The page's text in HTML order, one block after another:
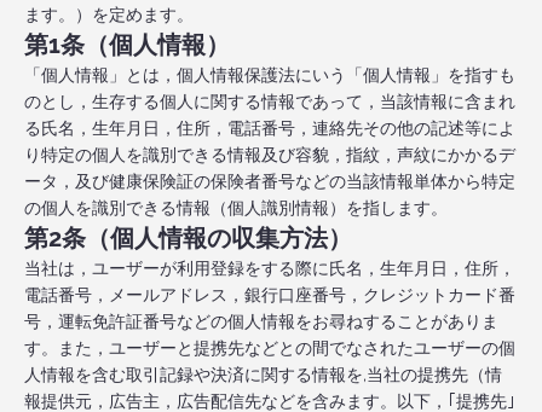
ます。）を定めます。
第1条（個人情報）
「個人情報」とは，個人情報保護法にいう「個人情報」を指すも
のとし，生存する個人に関する情報であって，当該情報に含まれ
る氏名，生年月日，住所，電話番号，連絡先その他の記述等によ
り特定の個人を識別できる情報及び容貌，指紋，声紋にかかるデ
ータ，及び健康保険証の保険者番号などの当該情報単体から特定
の個人を識別できる情報（個人識別情報）を指します。
第2条（個人情報の収集方法）
当社は，ユーザーが利用登録をする際に氏名，生年月日，住所，
電話番号，メールアドレス，銀行口座番号，クレジットカード番
号，運転免許証番号などの個人情報をお尋ねすることがありま
す。また，ユーザーと提携先などとの間でなされたユーザーの個
人情報を含む取引記録や決済に関する情報を,当社の提携先（情
報提供元，広告主，広告配信先などを含みます。以下，｢提携先｣